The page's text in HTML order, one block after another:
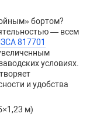
бортом?
— всем
817701
условиях.
и удобства
м)